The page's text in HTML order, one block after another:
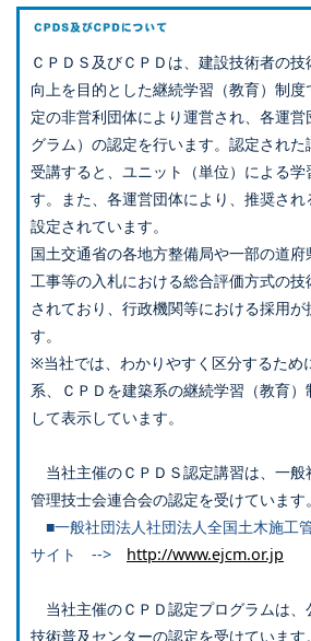
ＣＰＤＳ及びＣＰＤは、建設技術者の技
向上を目的とした継続学習（教育）制
定の非営利団体により運営され、各運
グラム）の認定を行います。認定され
受講すると、ユニット（単位）による学
す。また、各運営団体により、推奨さ
設定されています。
国土交通省の各地方整備局や一部の道
工事等の入札における総合評価方式の
されており、行政機関等における採用が
す。
※当社では、わかりやすく区分するため
系、ＣＰＤを建築系の継続学習（教育
して表示しています。
当社主催のＣＰＤＳ認定講習は、一般
管理技士会連合会の認定を受けています。
■一般社団法人社団法人全国土木施工
サイト --> http://www.ejcm.or.jp
当社主催のＣＰＤ認定プログラムは、
技術普及センターの認定を受けています。